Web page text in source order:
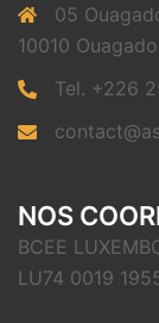
05
10010
Tel. +226
NOS
BCEE
LU74 0019